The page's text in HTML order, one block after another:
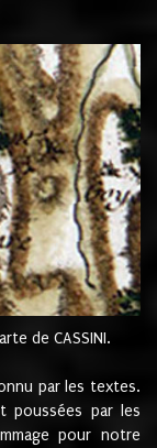
de CASSINI.
par les textes.
poussées par les
pour notre